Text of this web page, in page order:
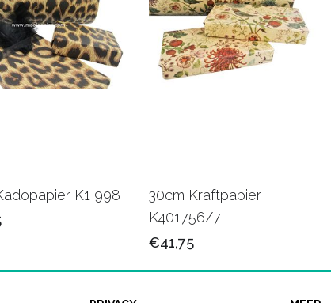
K1 998
30cm Kraftpapier
K401756/7
€41,75